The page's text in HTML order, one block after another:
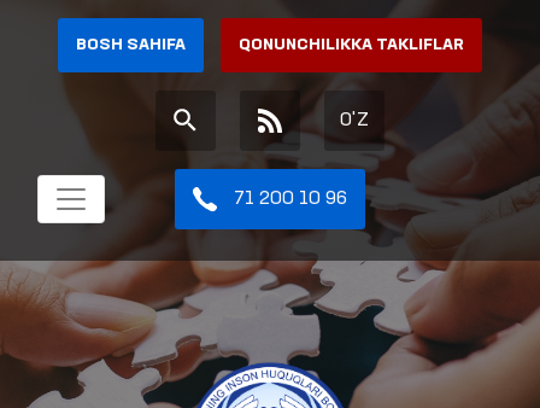
BOSH SAHIFA QONUNCHILIKKA TAKLIFLAR
O'Z
71 200 10 96